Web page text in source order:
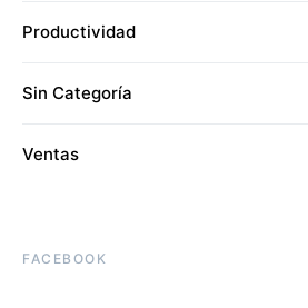
Productividad
Sin Categoría
Ventas
FACEBOOK